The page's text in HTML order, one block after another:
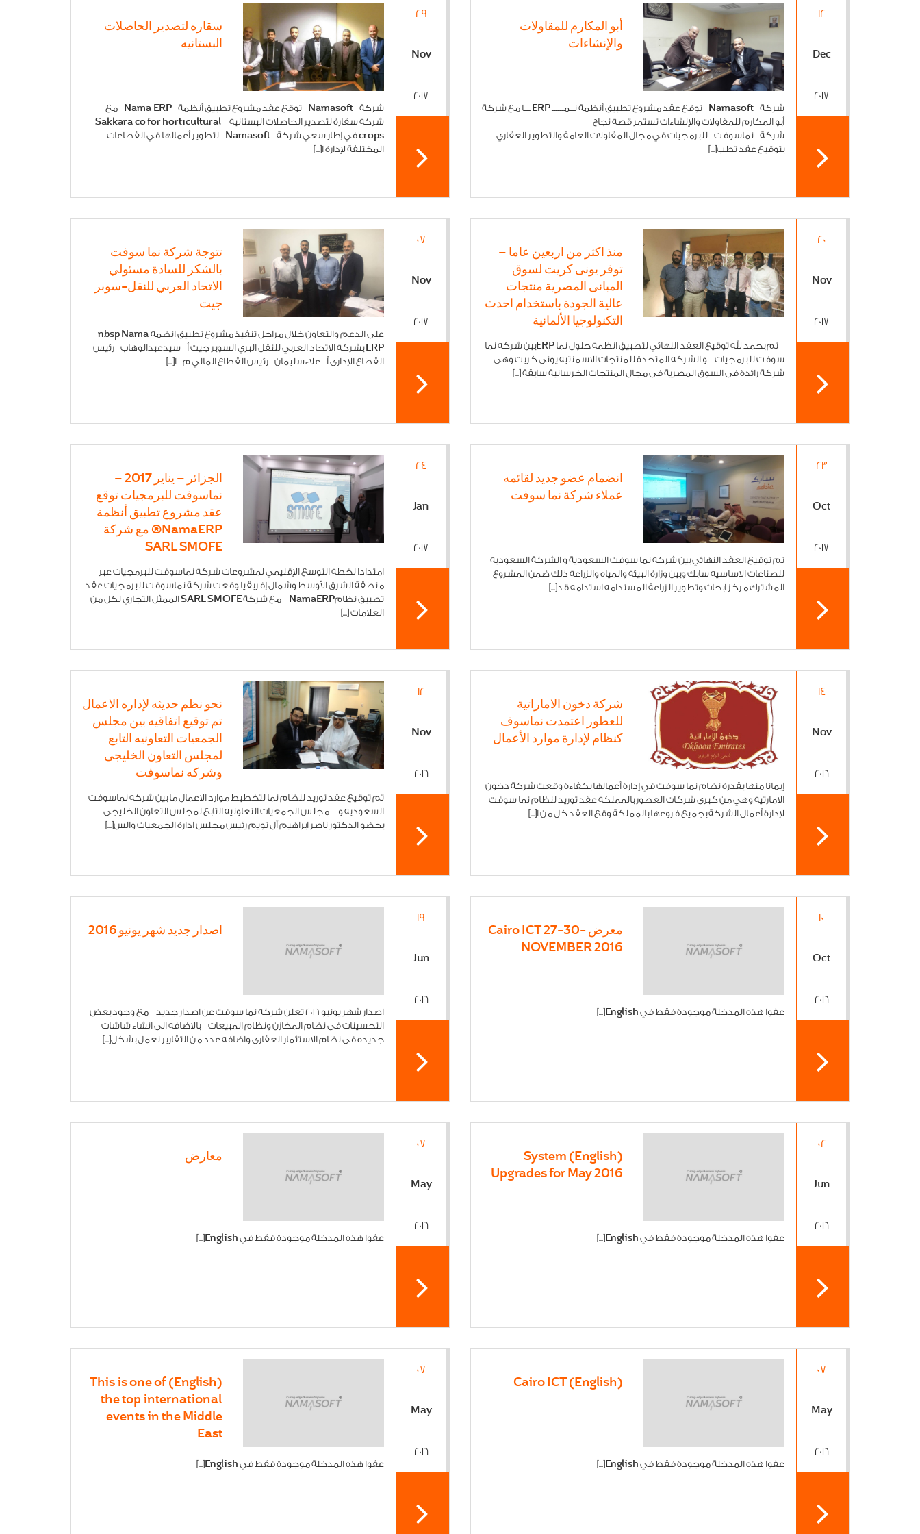
12
Dec
2017
أبو المكارم للمقاولات
والإنشاءات
شركة Namasoft توقع عقد مشروع تطبيق أنظمة نــمــــــ ERP ـــا مع شركة
أبو المكارم للمقاولات والإنشاءات تستمر قصة نجاح
شركة نماسوفت للبرمجيات في مجال المقاولات العامة والتطوير العقاري
بتوقيع عقد تطب[...]
29
Nov
2017
سقاره لتصدير الحاصلات
البستانيه
شركة Namasoft توقع عقد مشروع تطبيق أنظمة Nama ERP مع
شركة سقارة لتصدير الحاصلات البستانية Sakkara co for horticultural
crops في إطار سعي شركة Namasoft لتطوير أعمالها في القطاعات
المختلفة لإدارة ا[...]
20
Nov
2017
منذ اكثر من اربعين عاما –
توفر يونى كريت لسوق
المبانى المصرية منتجات
عالية الجودة باستخدام احدث
التكنولوجيا الألمانية
تم بحمد لله توقيع العقد النهائي لتطبيق انظمة حلول نما ERPبين شركه نما
سوفت للبرمجيات و الشركه المتحدة للمنتجات الاسمنتيه يونى كريت وهى
شركة رائدة فى السوق المصرية فى مجال المنتجات الخرسانية سابقة [...]
07
Nov
2017
تتوجة شركة نما سوفت
بالشكر للسادة مسئولي
الاتحاد العربي للنقل-سوبر
جيت
على الدعم والتعاون خلال مراحل تنفيذ مشروع تطبيق انظمه nbsp Nama
ERP بشركة الاتحاد العربي للنقل البري السوبر جيت أ سيدعبدالوهاب رئيس
القطاع الإدارى أ علاءسليمان رئيس القطاع المالي م ا[...]
23
Oct
2017
انضمام عضو جديد لقائمه
عملاء شركة نما سوفت
تم توقيع العقد النهائي بين شركه نما سوفت السعودية و الشركة السعوديه
للصناعات الاساسيه سابك وبين وزارة البيئة والمياه والزراعة ذلك ضمن المشروع
المشترك مركز ابحاث وتطوير الزراعة المستدامه استدامه قد[...]
24
Jan
2017
الجزائر – يناير 2017 –
نماسوفت للبرمجيات توقع
عقد مشروع تطبيق أنظمة
NamaERP® مع شركة
SARL SMOFE
امتدادا لخطة التوسع الإقليمي لمشروعات شركة نماسوفت للبرمجيات عبر
منطقة الشرق الأوسط وشمال إفريقيا وقعت شركة نماسوفت للبرمجيات عقد
تطبيق نظامNamaERP مع شركة SARL SMOFE الممثل التجاري لكل من
العلامات [...]
14
Nov
2016
شركة دخون الاماراتية
للعطور اعتمدت نماسوف
كنظام لإدارة موارد الأعمال
إيمانا منها بقدرة نظام نما سوفت في إدارة أعمالها بكفاءة وقعت شركة دخون
الامارتية وهي من كبرى شركات العطور بالمملكة عقد توريد لنظام نما سوفت
لإدارة أعمال الشركة بجميع فروعها بالمملكة وقع العقد كل من ا[...]
12
Nov
2016
نحو نظم حديثه لإداره الاعمال
تم توقيع اتفاقيه بين مجلس
الجمعيات التعاونيه التابع
لمجلس التعاون الخليجى
وشركه نماسوفت
تم توقيع عقد توريد لنظام نما لتخطيط موارد الاعمال ما بين شركه نماسوفت
السعوديه و مجلس الجمعيات التعاونيه التابع لمجلس التعاون الخليجى
بحضو الدكتور ناصر ابراهيم آل تويم رئيس مجلس ادارة الجمعيات والس[...]
10
Oct
2016
معرض -Cairo ICT 27-30
NOVEMBER 2016
عفوا هذه المدخلة موجودة فقط في English[...]
19
Jun
2016
اصدار جديد شهر يونيو 2016
اصدار شهر يونيو 2016 تعلن شركه نما سوفت عن اصدار جديد مع وجود بعض
التحسينات فى نظام المخازن ونظام المبيعات بالاضافه الى انشاء شاشات
جديده فى نظام الاستثمار العقارى واضافه عدد من التقارير نعمل بشكل[...]
02
Jun
2016
(English) System
Upgrades for May 2016
عفوا هذه المدخلة موجودة فقط في English[...]
07
May
2016
معارض
عفوا هذه المدخلة موجودة فقط في English[...]
07
May
2016
(English) Cairo ICT
عفوا هذه المدخلة موجودة فقط في English[...]
07
May
2016
(English) This is one of
the top international
events in the Middle
East
عفوا هذه المدخلة موجودة فقط في English[...]